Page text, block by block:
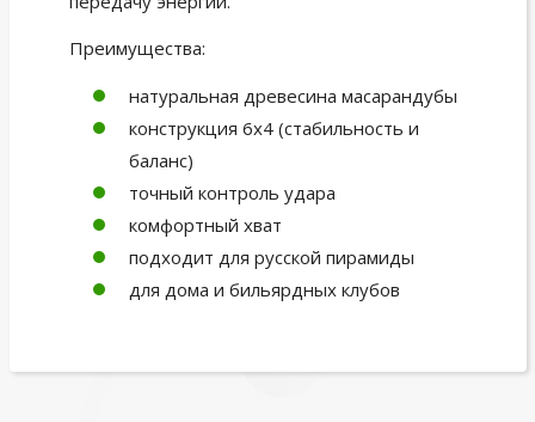
Преимущества:
натуральная древесина масарандубы
конструкция 6х4 (стабильность и
баланс)
точный контроль удара
комфортный хват
подходит для русской пирамиды
для дома и бильярдных клубов